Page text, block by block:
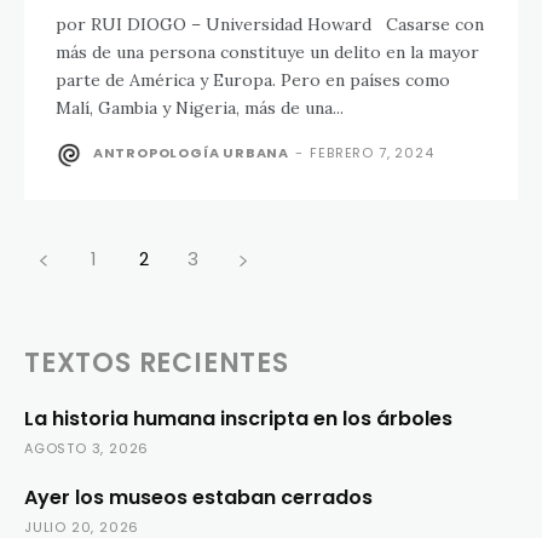
por RUI DIOGO – Universidad Howard Casarse con
más de una persona constituye un delito en la mayor
parte de América y Europa. Pero en países como
Malí, Gambia y Nigeria, más de una...
ANTROPOLOGÍA URBANA - FEBRERO 7, 2024
1 2 3
TEXTOS RECIENTES
La historia humana inscripta en los árboles
AGOSTO 3, 2026
Ayer los museos estaban cerrados
JULIO 20, 2026